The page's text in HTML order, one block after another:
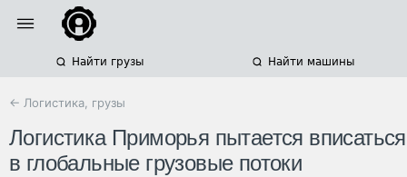
Найти грузы Найти машины
← Логистика, грузы
Логистика Приморья пытается вписаться
в глобальные грузовые потоки